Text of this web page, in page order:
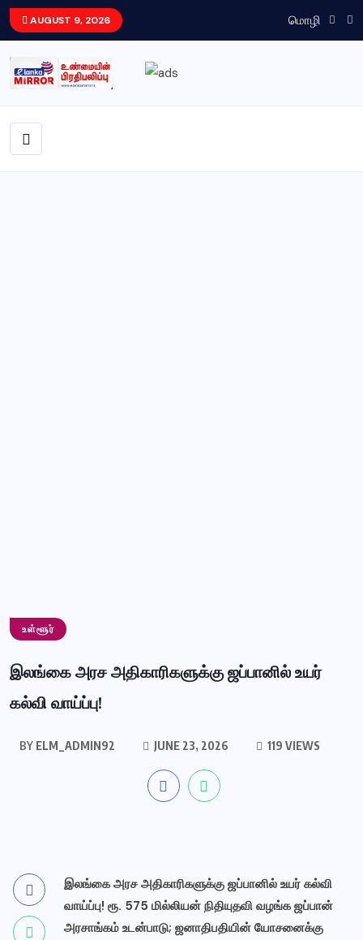
AUGUST 9, 2026 மொழி
உள்ளூர்
இலங்கை அரச அதிகாரிகளுக்கு ஜப்பானில் உயர்
கல்வி வாய்ப்பு!
BYELM_ADMIN92 JUNE 23, 2026 119 VIEWS
இலங்கை அரச அதிகாரிகளுக்கு ஜப்பானில் உயர் கல்வி
வாய்ப்பு! ரூ. 575 மில்லியன் நிதியுதவி வழங்க ஜப்பான்
அரசாங்கம் உடன்பாடு; ஜனாதிபதியின் யோசனைக்கு